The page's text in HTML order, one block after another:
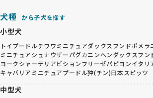
犬種 から子犬を探す
小型犬
トイプードルチワワミニチュアダックスフンドポメラ
ミニチュアシュナウザーパグカニンヘンダックスフン
ヨークシャーテリアビションフリーゼパピヨンイタリ
キャバリア ミニチュアプードル狆(チン)日本スピッツ
中型犬